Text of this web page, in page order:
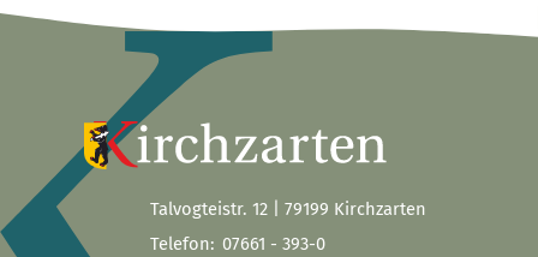
Talvogteistr. 12 | 79199 Kirchzarten
Telefon: 07661 - 393-0